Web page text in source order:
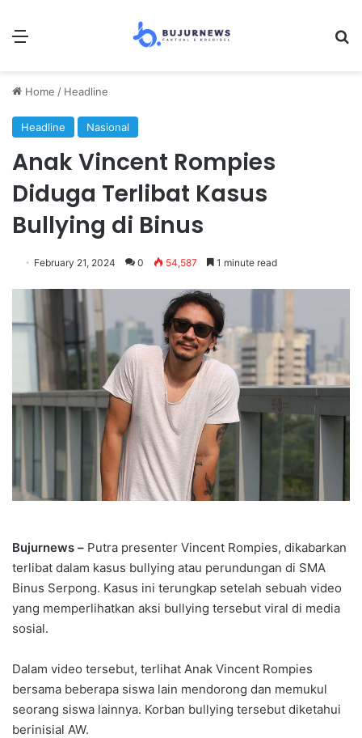
Menu
Home / Headline
Headline Nasional
Anak Vincent Rompies
Diduga Terlibat Kasus
Bullying di Binus
February 21, 2024 0 54,587 1 minute read
Bujurnews – Putra presenter Vincent Rompies, dikabarkan
terlibat dalam kasus bullying atau perundungan di SMA
Binus Serpong. Kasus ini terungkap setelah sebuah video
yang memperlihatkan aksi bullying tersebut viral di media
sosial.
Dalam video tersebut, terlihat Anak Vincent Rompies
bersama beberapa siswa lain mendorong dan memukul
seorang siswa lainnya. Korban bullying tersebut diketahui
berinisial AW.